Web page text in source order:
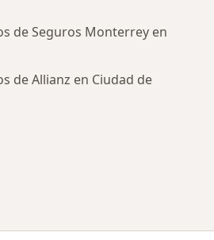
de Seguros Monterrey en
de Allianz en Ciudad de